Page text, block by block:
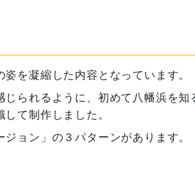
を凝縮した内容となっています。
られるように、初めて八幡浜を
て制作しました。
ョン」の３パターンがあります。